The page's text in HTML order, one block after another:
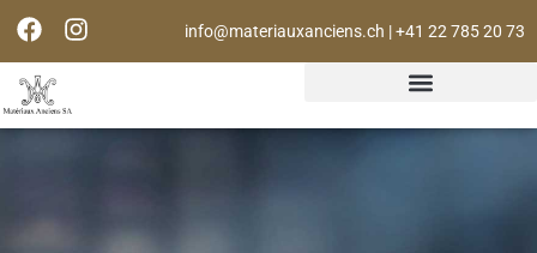
info@materiauxanciens.ch | +41 22 785 20 73